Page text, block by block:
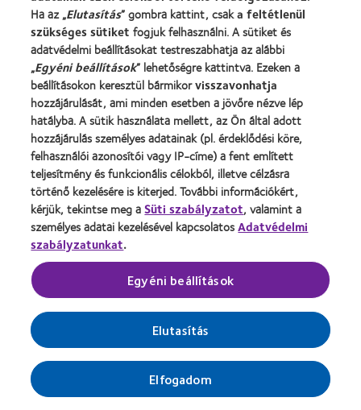
Amennyiben a fenti lista azt jelzi, hogy az EU/EGT
területén kívül működő megbízott szolgáltatókat veszünk
igénybe, megfelelő biztonsági intézkedésekkel biztosítjuk
a megfelelő szintű adatvédelmet a külföldi
adattovábbításhoz. Biztosítékként többek között
felmértük az adattovábbítás kockázatait, és a GDPR 46.
cikke (2) bekezdésének c) pontja értelmében
megkötöttük az EU Bizottság uniós általános szerződési
feltételeit a személyes adatoknak az EU/EGT-országokból
az EU/EGT-n kívüli szolgáltatók részére történő
továbbítására vonatkozóan.
Ha bármilyen kérdése merülne fel az uniós általános
szerződési feltételekkel kapcsolatban, vagy ha további
információkat szeretne kapni az EU-n/EGT-n kívüli
országokba történő adattovábbításra vonatkozó további
biztonsági intézkedésekről, kérjük, vegye fel velünk a
kapcsolatot adpo@coopervision.comcímen.
Ha az „Elutasítás” gombra kattint, csaka feltétlenül
szükséges sütiket fogjuk felhasználni. A sütiket és
adatvédelmi beállításokat testreszabhatja az alábbi
„Egyéni beállítások” lehetőségre kattintva. Ezeken a
beállításokon keresztül bármikorvisszavonhatja
hozzájárulását, ami minden esetben a jövőre nézve lép
hatályba. A sütik használata mellett, az Ön által adott
hozzájárulás személyes adatainak (pl. érdeklődési köre,
felhasználói azonosítói vagy IP-címe) a fent említett
teljesítmény és funkcionális célokból, illetve célzásra
történő kezelésére is kiterjed. További információkért,
kérjük, tekintse meg aSüti szabályzatot, valamint a
személyes adatai kezelésével kapcsolatosAdatvédelmi
szabályzatunkat.
Egyéni beállítások
Elutasítás
Elfogadom